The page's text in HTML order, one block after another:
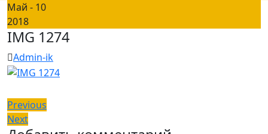
Май - 10
2018
IMG 1274
Admin-ik
Навигация
по
Previous
NextNext